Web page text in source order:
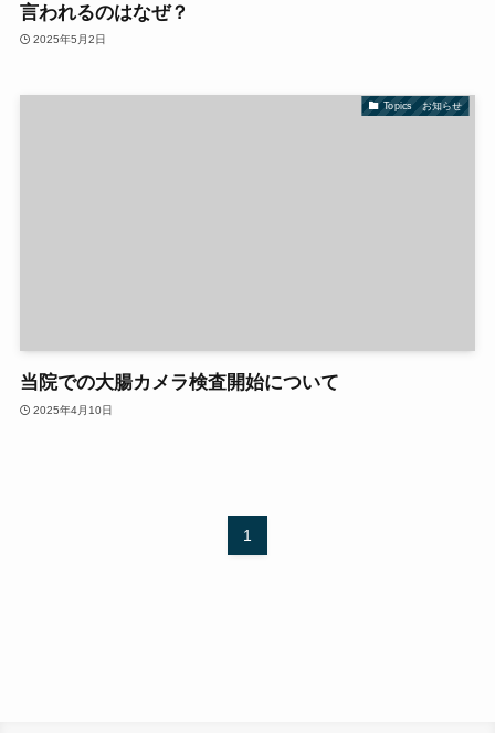
言われるのはなぜ？
2025年5月2日
Topics お知らせ
当院での大腸カメラ検査開始について
2025年4月10日
1